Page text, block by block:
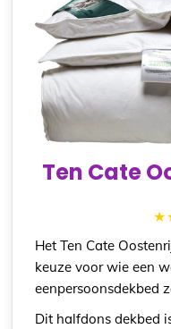
Ten Cate
Het Ten Cate
keuze voor wie een
eenpersoonsdekbed
Dit halfdons dekbed